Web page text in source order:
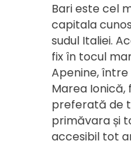
Bari este cel
capitala
sudul Italiei.
fix în tocul
Apenine,
Marea Ionică,
preferată de
primăvara și
accesibil tot